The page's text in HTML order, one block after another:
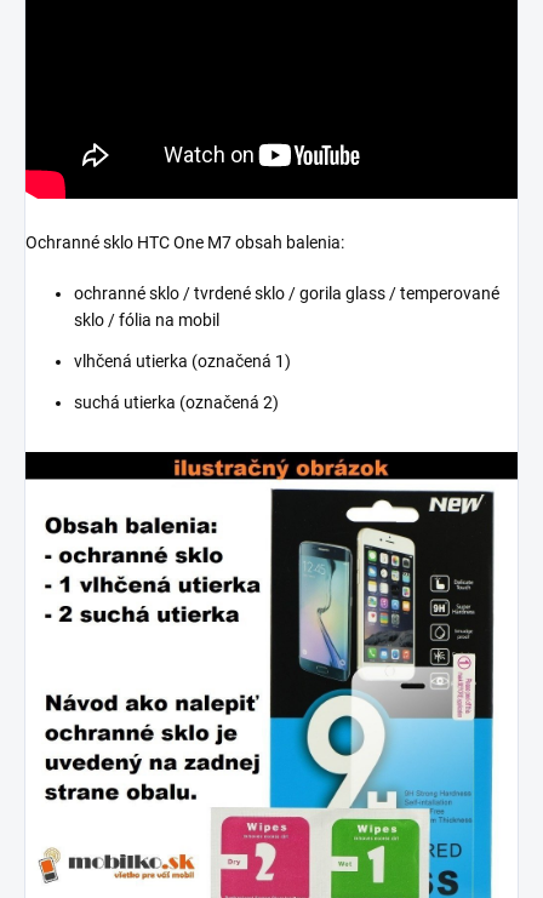
Ochranné sklo HTC One M7 obsah balenia:
ochranné sklo / tvrdené sklo / gorila glass / temperované
sklo / fólia na mobil
vlhčená utierka (označená 1)
suchá utierka (označená 2)